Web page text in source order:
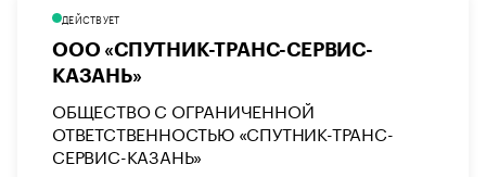
ДЕЙСТВУЕТ
ООО «СПУТНИК-ТРАНС-СЕРВИС-
КАЗАНЬ»
ОБЩЕСТВО С ОГРАНИЧЕННОЙ
ОТВЕТСТВЕННОСТЬЮ «СПУТНИК-ТРАНС-
СЕРВИС-КАЗАНЬ»